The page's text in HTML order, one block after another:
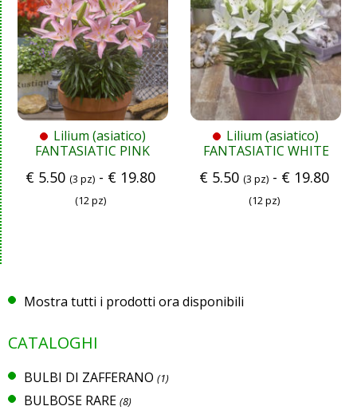
Lilium (asiatico)
FANTASIATIC PINK
€ 5.50 (3 pz) - € 19.80
(12 pz)
Lilium (asiatico)
FANTASIATIC WHITE
€5.50 (3 pz)- €19.80
(12 pz)
Mostra tutti i prodotti ora disponibili
CATALOGHI
BULBI DI ZAFFERANO (1)
BULBOSE RARE (8)